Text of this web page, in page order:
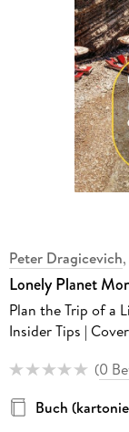
Peter Dragicevich,
Lonely Planet
Plan the Trip of a
Insider Tips |
(0
Buch